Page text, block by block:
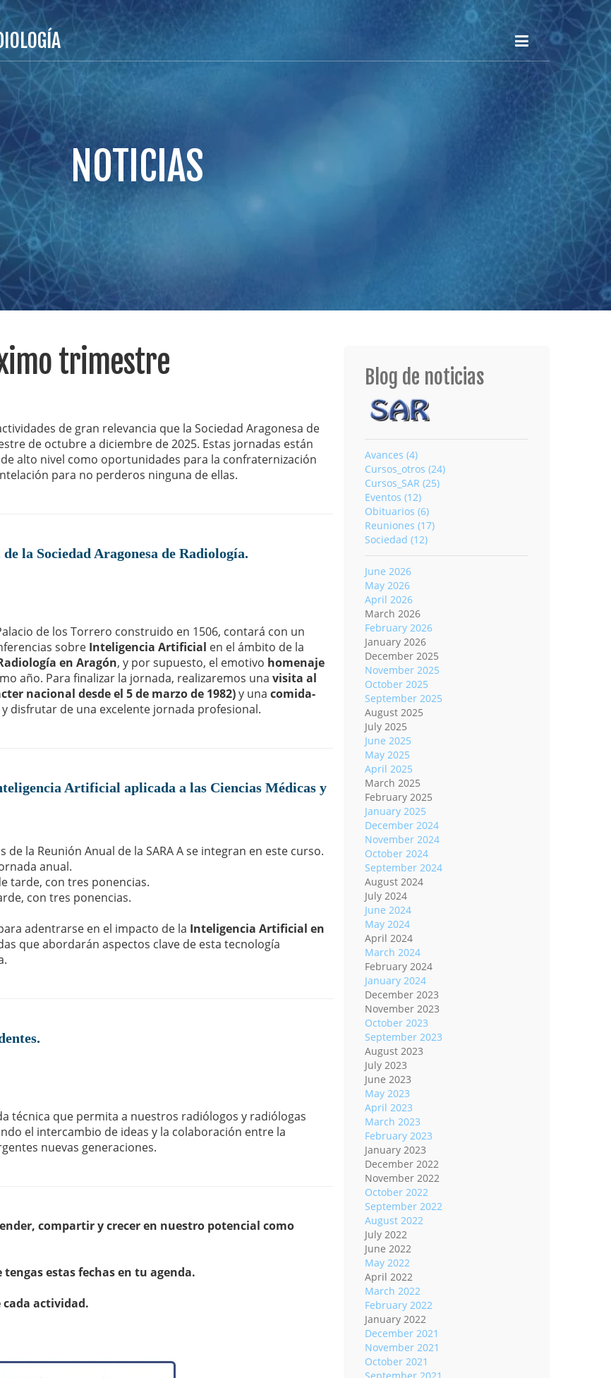
NOTICIAS
trimestre
de gran relevancia que la Sociedad Aragonesa de
de octubre a diciembre de 2025. Estas jornadas están
alto nivel como oportunidades para la confraternización
para no perderos ninguna de ellas.
la Sociedad Aragonesa de Radiología.
de los Torrero construido en 1506, contará con un
sobre Inteligencia Artificial en el ámbito de la
en Aragón, y por supuesto, el emotivo homenaje
año. Para finalizar la jornada, realizaremos una visita al
nacional desde el 5 de marzo de 1982)y una comida-
disfrutar de una excelente jornada profesional.
Artificial aplicada a las Ciencias Médicas y
la Reunión Anual de la SARA A se integran en este curso.
anual.
tarde, con tres ponencias.
con tres ponencias.
adentrarse en el impacto de la Inteligencia Artificial en
que abordarán aspectos clave de esta tecnología
técnica que permita a nuestros radiólogos y radiólogas
el intercambio de ideas y la colaboración entre la
nuevas generaciones.
compartir y crecer en nuestro potencial como
estas fechas en tu agenda.
actividad.
Blog de noticias
Avances (4)
Cursos_otros (24)
Cursos_SAR (25)
Eventos (12)
Obituarios (6)
Reuniones (17)
Sociedad (12)
June 2026
May 2026
April 2026
March 2026
February 2026
January 2026
December 2025
November 2025
October 2025
September 2025
August 2025
July 2025
June 2025
May 2025
April 2025
March 2025
February 2025
January 2025
December 2024
November 2024
October 2024
September 2024
August 2024
July 2024
June 2024
May 2024
April 2024
March 2024
February 2024
January 2024
December 2023
November 2023
October 2023
September 2023
August 2023
July 2023
June 2023
May 2023
April 2023
March 2023
February 2023
January 2023
December 2022
November 2022
October 2022
September 2022
August 2022
July 2022
June 2022
May 2022
April 2022
March 2022
February 2022
January 2022
December 2021
November 2021
October 2021